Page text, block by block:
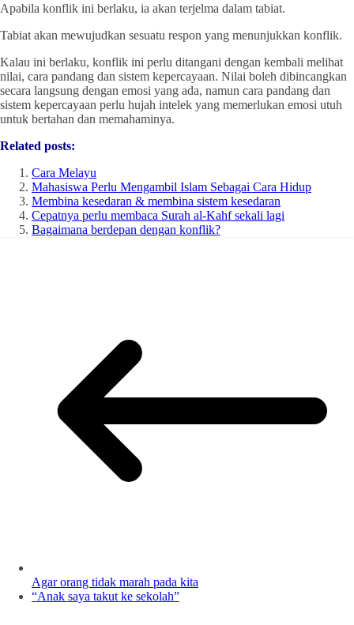
Apabila konflik ini berlaku, ia akan terjelma dalam tabiat.
Tabiat akan mewujudkan sesuatu respon yang menunjukkan konflik.
Kalau ini berlaku, konflik ini perlu ditangani dengan kembali melihat
nilai, cara pandang dan sistem kepercayaan. Nilai boleh dibincangkan
secara langsung dengan emosi yang ada, namun cara pandang dan
sistem kepercayaan perlu hujah intelek yang memerlukan emosi utuh
untuk bertahan dan memahaminya.
Related posts:
Cara Melayu
Mahasiswa Perlu Mengambil Islam Sebagai Cara Hidup
Membina kesedaran & membina sistem kesedaran
Cepatnya perlu membaca Surah al-Kahf sekali lagi
Bagaimana berdepan dengan konflik?
Agar orang tidak marah pada kita
“Anak saya takut ke sekolah”